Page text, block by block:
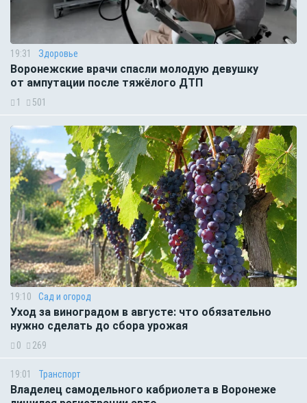
19:31 Здоровье
Воронежские врачи спасли молодую девушку
от ампутации после тяжёлого ДТП
1 501
19:10 Сад и огород
Уход за виноградом в августе: что обязательно
нужно сделать до сбора урожая
0 269
19:01 Транспорт
Владелец самодельного кабриолета в Воронеже